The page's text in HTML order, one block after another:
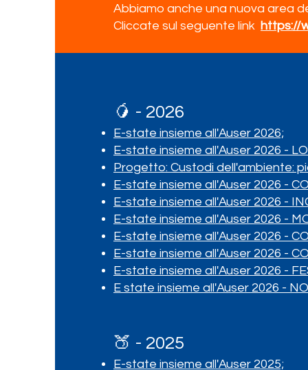
Abbiamo anche una nuova area
Cliccate sul seguente link https://
🥭 - 2026
E-state insieme all'Auser 2026;
E-state insieme all'Auser 2026 -
Progetto: Custodi dell'ambiente:
E-state insieme all'Auser 2026 -
E-state insieme all'Auser 2026 -
E-state insieme all'Auser 2026 -
E-state insieme all'Auser 2026 -
E-state insieme all'Auser 2026 -
E-state insieme all'Auser 2026 -
E state insieme all'Auser 2026 -
🍑 - 2025
E-state insieme all'Auser 2025;